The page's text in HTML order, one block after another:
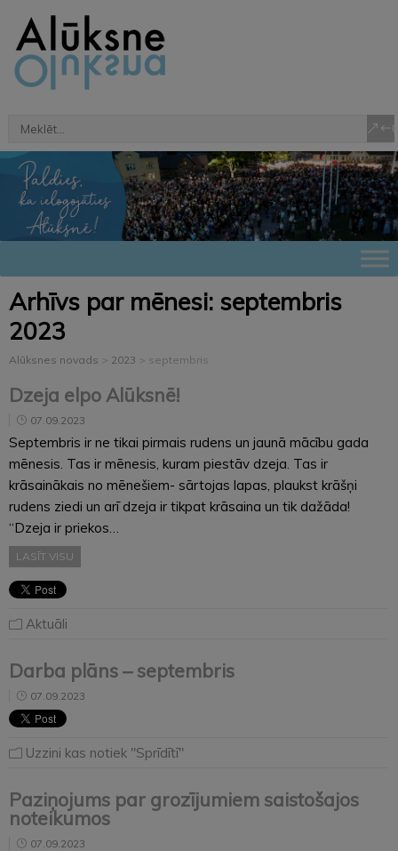
Arhīvs par mēnesi: septembris
2023
Alūksnes novads > 2023 > septembris
Dzeja elpo Alūksnē!
07.09.2023
Septembris ir ne tikai pirmais rudens un jaunā mācību gada
mēnesis. Tas ir mēnesis, kuram piestāv dzeja. Tas ir
krāsainākais no mēnešiem- sārtojas lapas, plaukst krāšņi
rudens ziedi un arī dzeja ir tikpat krāsaina un tik dažāda!
“Dzeja ir priekos…
LASĪT VISU
Aktuāli
Darba plāns – septembris
07.09.2023
Uzzini kas notiek "Sprīdītī"
Paziņojums par grozījumiem saistošajos
noteikumos
07.09.2023